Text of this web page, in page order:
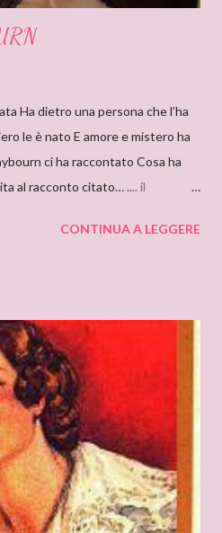
Ha dietro una persona che l’ha
le è nato E amore e mistero ha
ci ha raccontato Cosa ha
al racconto citato… .... il
solo iniziare dicendo che sono
poderoso e
– una tenuta di campagna in
E mi ha ricordato i vecchi
mistero ed elementi
only start saying that I’m very
like you. I’ve just finished
and I’ve found it very
and a sug...
CONTINUA A LEGGERE